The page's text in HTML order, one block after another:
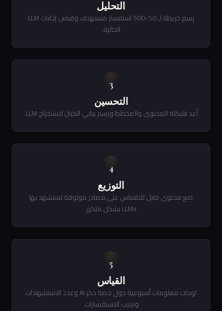
التحليل
رسم خريطة لـ 50-500 استفسار مستهدف وقياس إجابات LLM
الحالية.
3
التحسين
أعد هيكلة المحتوى والمخطط ورسم بياني الكيان لاستخراج LLM.
4
التوزيع
ضع محتوى قابل للاقتباس على مصادر موثوقة تستشهد بها
LLMs بشكل متكرر.
5
القياس
لوحات معلومات أسبوعية حول حصة ذكر AI وعدد الاستشهادات
وترتيب الاستفسارات.